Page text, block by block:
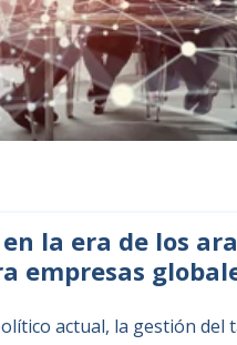
la era de los
empresas
actual, la gestión del